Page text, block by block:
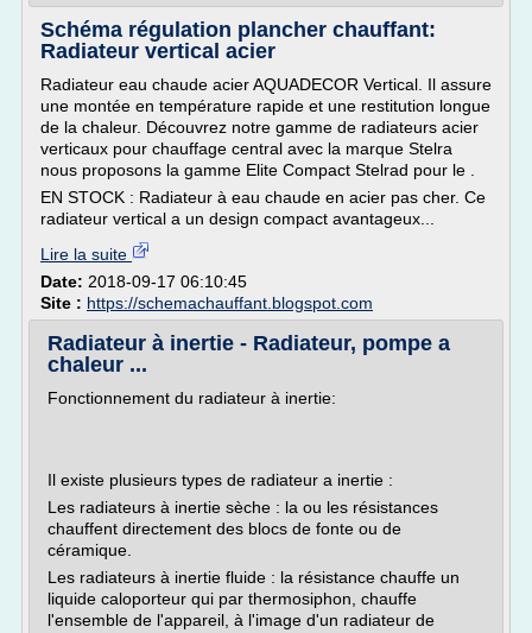
Schéma régulation plancher chauffant:
Radiateur vertical acier
Radiateur eau chaude acier AQUADECOR Vertical. Il assure
une montée en température rapide et une restitution longue
de la chaleur. Découvrez notre gamme de radiateurs acier
verticaux pour chauffage central avec la marque Stelra
nous proposons la gamme Elite Compact Stelrad pour le .
EN STOCK : Radiateur à eau chaude en acier pas cher. Ce
radiateur vertical a un design compact avantageux...
Lire la suite
Date: 2018-09-17 06:10:45
Site : https://schemachauffant.blogspot.com
Radiateur à inertie - Radiateur, pompe a
chaleur ...
Fonctionnement du radiateur à inertie:
Il existe plusieurs types de radiateur a inertie :
Les radiateurs à inertie sèche : la ou les résistances
chauffent directement des blocs de fonte ou de
céramique.
Les radiateurs à inertie fluide : la résistance chauffe un
liquide caloporteur qui par thermosiphon, chauffe
l'ensemble de l'appareil, à l'image d'un radiateur de